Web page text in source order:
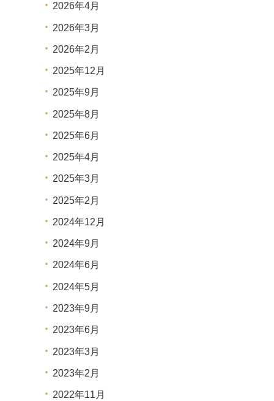
2026年4月
2026年3月
2026年2月
2025年12月
2025年9月
2025年8月
2025年6月
2025年4月
2025年3月
2025年2月
2024年12月
2024年9月
2024年6月
2024年5月
2023年9月
2023年6月
2023年3月
2023年2月
2022年11月